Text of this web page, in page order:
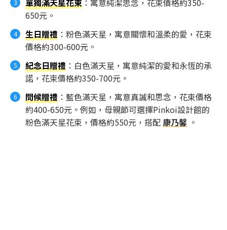
650元。
生日贈禮 ：粉色滿天星，寓意關懷和溫柔的愛，花束
價格約300-600元。
紀念日贈禮 ：白色滿天星，寓意純潔的愛和永恆的承
諾，花束價格約350-700元。
問候贈禮 ：藍色滿天星，寓意真誠和思念，花束價格
約400-650元。例如，母親節可選擇Pinkoi設計館的
粉色滿天星花束，價格約550元，搭配 康乃馨 。